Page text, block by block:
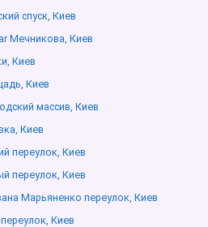
спуск, Киев
Мечникова, Киев
Киев
Киев
массив, Киев
Киев
переулок, Киев
переулок, Киев
Марьяненко переулок, Киев
Киев